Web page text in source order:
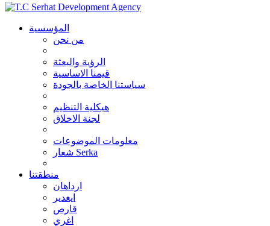
المؤسسية
من نحن
الرؤية والبعثة
قيمنا الاساسية
سياستنا الخاصة بالجودة
هيكلية التنظيم
لجنة الاخلاق
معلومات الموضوعات
شعار Serka
منطقتنا
ارداهان
ايغدير
قارص
اغري